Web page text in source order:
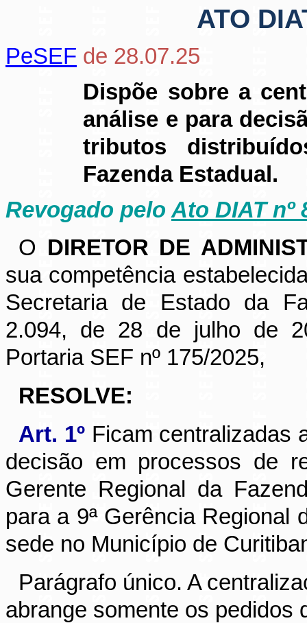
ATO
PeSEF de 28.07.25
Dispõe sobre a
análise e para
tributos
Fazenda Estadual.
Revogado pelo Ato DIAT nº
O DIRETOR DE
sua competência
Secretaria de Estado da
2.094, de 28 de julho de
Portaria SEF nº 175/2025,
RESOLVE:
Art. 1º Ficam centralizadas
decisão em processos de
Gerente Regional da
para a 9ª Gerência Regional
sede no Município de
Parágrafo único. A
abrange somente os pedidos